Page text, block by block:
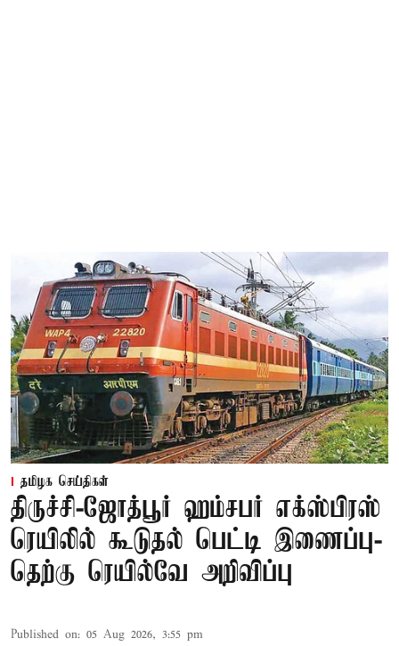
தமிழக செய்திகள்
திருச்சி-ஜோத்பூர் ஹம்சபர் எக்ஸ்பிரஸ்
ரெயிலில் கூடுதல் பெட்டி இணைப்பு-
தெற்கு ரெயில்வே அறிவிப்பு
Published on: 05 Aug 2026, 3:55 pm